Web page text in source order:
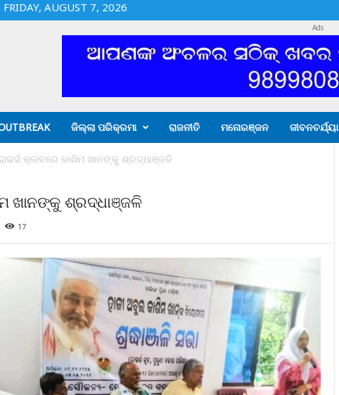
FRIDAY, AUGUST 7, 2026
Ads
ଜିଲ୍ଲା ପରିକ୍ରମା ରାଜନୀତି ମନୋରଞ୍ଜନ ଜୀବନଚର୍ଯ୍ୟା
କ୍ଲବରେ କାଶିମ ଖାନଙ୍କୁ ଶ୍ରଦ୍ଧାଞ୍ଜଳି
ଖାନଙ୍କୁ ଶ୍ରଦ୍ଧାଞ୍ଜଳି
17